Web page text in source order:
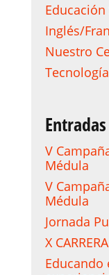
Inglés/
Nuestro
V
Médula
V
Médula
Jornada
X
Educando